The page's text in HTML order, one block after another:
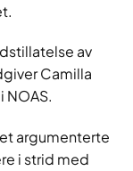
av
Camilla
NOAS.
argumenterte
i strid med